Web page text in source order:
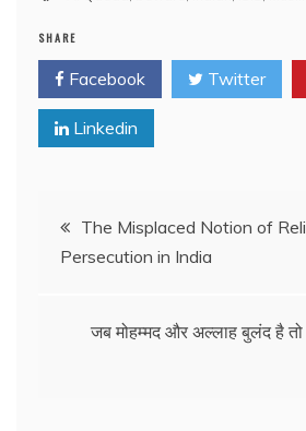
SHARE
Facebook Twitter
Linkedin
Post
navigation
The Misplaced Notion of
Persecution in India
जब मोहम्मद और अल्लाह बुलंद है तो